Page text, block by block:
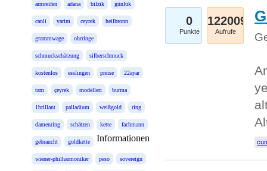
armreifen adana bilzik günlük
canli yarim ceyrek heilbronn
grammwage ohrringe
schmuckschätzung silberschmuck
kostenlos esslingen preise 22ayar
tam çeyrek modelleri burma
1brillant palladium weißgold ring
damenring schätzen kette fachmann
gebraucht goldkette
wiener-philharmoniker peso sovereign
Informationen
0
Punkte
122009
Aufrufe